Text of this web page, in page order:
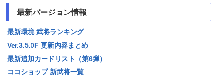
最新バージョン情報
最新環境 武将ランキング
Ver.3.5.0F 更新内容まとめ
最新追加カードリスト（第6弾）
ココショップ 新武将一覧